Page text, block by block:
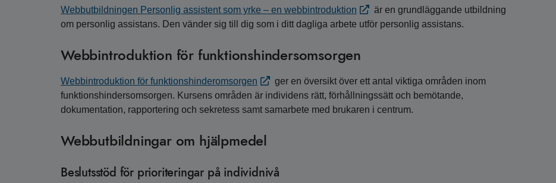
Webbutbildningen Personlig assistent som yrke – en webbintroduktion
är en grundläggande utbildning
om personlig assistans. Den vänder sig till dig som i ditt dagliga arbete utför personlig assistans.
Webbintroduktion för funktionshindersomsorgen
Webbintroduktion för funktionshinderomsorgen
ger en översikt över ett antal viktiga områden inom
funktionshindersomsorgen. Kursens områden är individens rätt, förhållningssätt och bemötande,
dokumentation, rapportering och sekretess samt samarbete med brukaren i centrum.
Webbutbildningar om hjälpmedel
Beslutsstöd för prioriteringar på individnivå